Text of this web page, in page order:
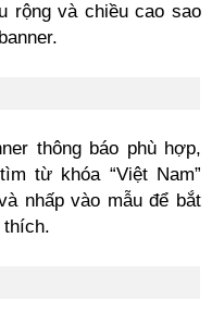
rộng và chiều cao sao
thông báo phù hợp,
từ khóa “Việt Nam”
nhấp vào mẫu để bắt
thích.